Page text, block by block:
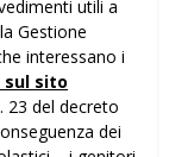
utili a
Gestione
interessano i
sul sito
23 del decreto
dei